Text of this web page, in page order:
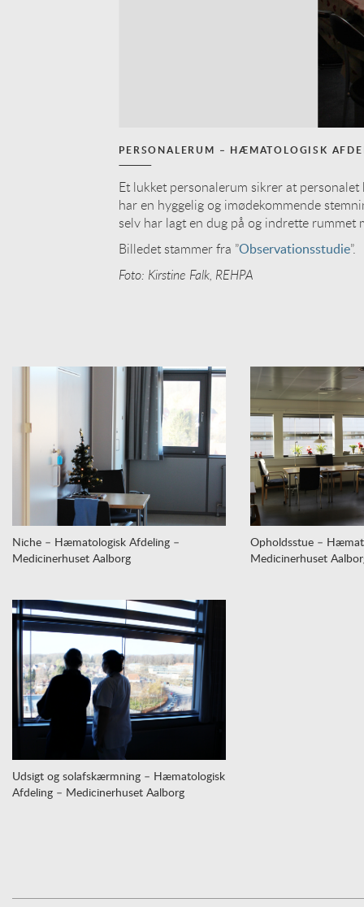
PERSONALERUM – HÆMATOLOGISK
Et lukket personalerum sikrer at
har en hyggelig og imødekommende
selv har lagt en dug på og indrette rummet
Billedet stammer fra ”Observationsstudie”.
Foto: Kirstine Falk, REHPA
Niche – Hæmatologisk Afdeling –
Medicinerhuset Aalborg
Opholdsstue –
Medicinerhuset
Udsigt og solafskærmning – Hæmatologisk
Afdeling – Medicinerhuset Aalborg